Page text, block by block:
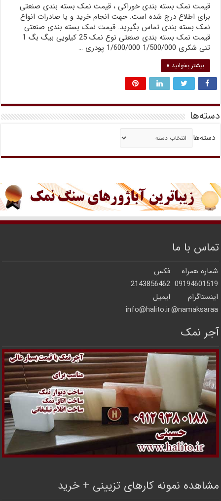
قیمت نمک بسته بندی خوراکی ، قیمت نمک بسته بندی صنعتی
برای اطلاع درج شده است. جهت انجام خرید و یا صادرات انواع
نمک بسته بندی تماس بگیرید. قیمت نمک بسته بندی صنعتی
قیمت نمک بسته بندی صنعتی نوع نمک 25 کیلویی بیگ بگ 1
تنی شکری 1/500/000 1/600/000 پودری …
بیشتر بخوانید »
دسته‌ها
دسته‌ها
تماس با ما
شماره همراه
فکس
09194601519
2143856462
اینستاگرام
ایمیل
namaksaraa@
info@halito.ir
آجر نمک
مشاهده نمونه کارهای تزیینی + خرید